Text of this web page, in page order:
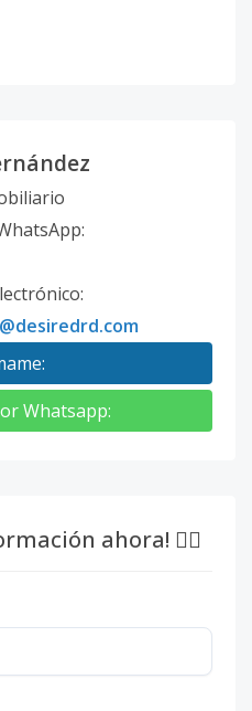
:
:
:
Whatsapp:
ahora! 👇🏽